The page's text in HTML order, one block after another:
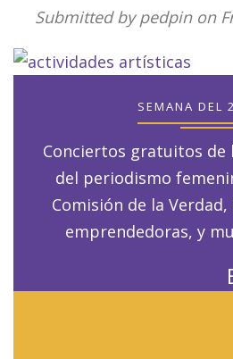
Submitted by pedpinon
SEMANA DEL
Conciertos gratuitos
del periodismo
Comisión de la
emprendedoras, y